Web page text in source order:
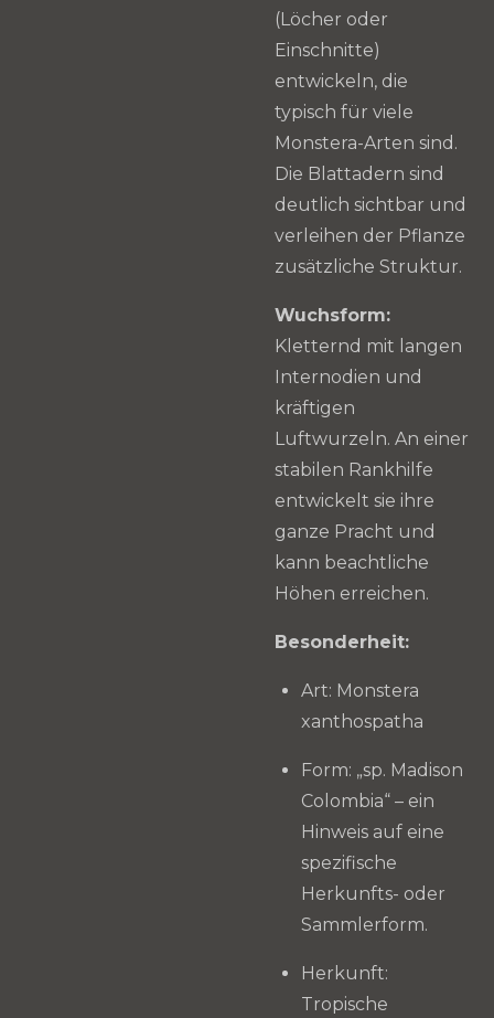
(Löcher oder
Einschnitte)
entwickeln, die
typisch für viele
Monstera-Arten sind.
Die Blattadern sind
deutlich sichtbar und
verleihen der Pflanze
zusätzliche Struktur.
Wuchsform:
Kletternd mit langen
Internodien und
kräftigen
Luftwurzeln. An einer
stabilen Rankhilfe
entwickelt sie ihre
ganze Pracht und
kann beachtliche
Höhen erreichen.
Besonderheit:
Art: Monstera
xanthospatha
Form: „sp. Madison
Colombia“ – ein
Hinweis auf eine
spezifische
Herkunfts- oder
Sammlerform.
Herkunft:
Tropische